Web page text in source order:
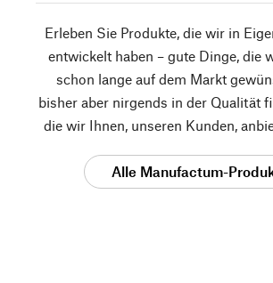
Erleben Sie Produkte, die wir in
entwickelt haben – gute Dinge, die
schon lange auf dem Markt
bisher aber nirgends in der Qualität
die wir Ihnen, unseren Kunden,
Alle Manufactum-